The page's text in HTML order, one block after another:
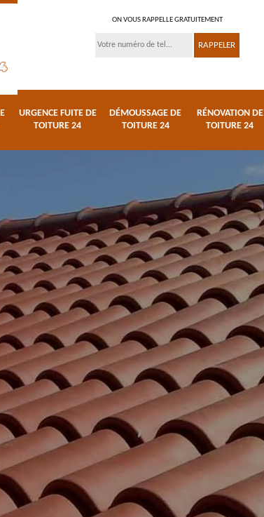
ON VOUS RAPPELLE GRATUITEMENT
URGENCE FUITE DE
TOITURE 24
DÉMOUSSAGE DE
TOITURE 24
RÉNOVATION DE
TOITURE 24
Peinture sur tuile et
toiture 24
Réparation de toiture
24